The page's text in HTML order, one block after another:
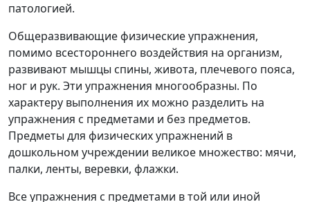
патологией.
Общеразвивающие физические упражнения,
помимо всестороннего воздействия на организм,
развивают мышцы спины, живота, плечевого пояса,
ног и рук. Эти упражнения многообразны. По
характеру выполнения их можно разделить на
упражнения с предметами и без предметов.
Предметы для физических упражнений в
дошкольном учреждении великое множество: мячи,
палки, ленты, веревки, флажки.
Все упражнения с предметами в той или иной